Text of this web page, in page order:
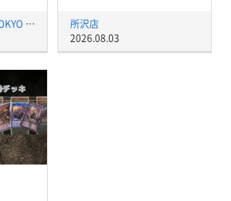
サテライトショップTOKYO 秋葉原店
所沢店
2026.08.03